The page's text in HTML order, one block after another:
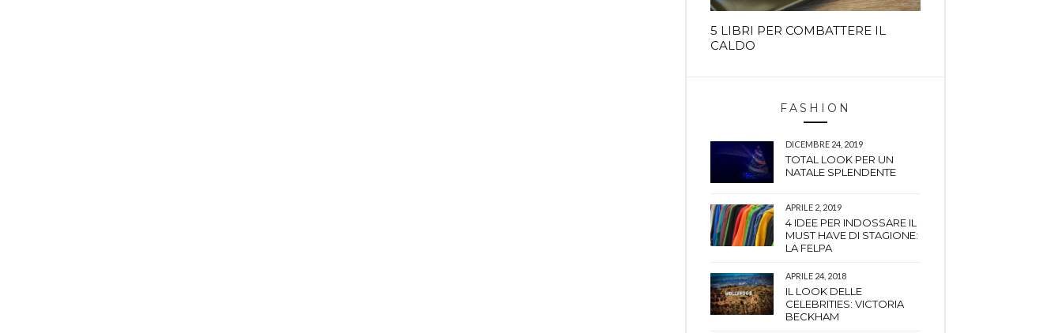
5 LIBRI PER COMBATTERE IL
CALDO
FASHION
DICEMBRE 24, 2019
TOTAL LOOK PER UN
NATALE SPLENDENTE
APRILE 2, 2019
4 IDEE PER INDOSSARE IL
MUST HAVE DI STAGIONE:
LA FELPA
APRILE 24, 2018
IL LOOK DELLE
CELEBRITIES: VICTORIA
BECKHAM